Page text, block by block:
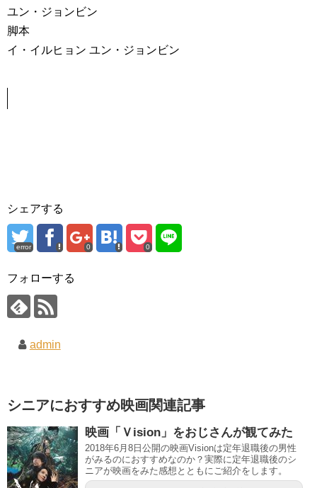
ユン・ジョンビン
脚本
イ・イルヒョン ユン・ジョンビン
シェアする
error 0 0
フォローする
admin
シニアにおすすめ映画関連記事
映画「Ｖision」をおじさんが観てみた
2018年6月8日公開の映画Visionは定年退職後の男性
がみるのにおすすめなのか？実際に定年退職後のシ
ニアが映画をみた感想とともにご紹介をします。